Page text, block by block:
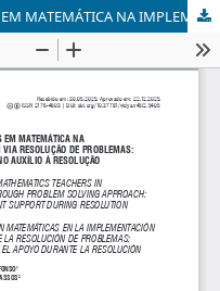
DIFICULDADES DE LICENCIANDOS EM MATEMÁTICA NA IMPLEMENTAÇÃO DO ENSINO-APRENDIZAGEM VIA RESOLUÇÃO DE PROBLEMAS: FOCO NA ESCOLHA DO PROBLEMA E NO AUXÍLIO À RESOLUÇÃO